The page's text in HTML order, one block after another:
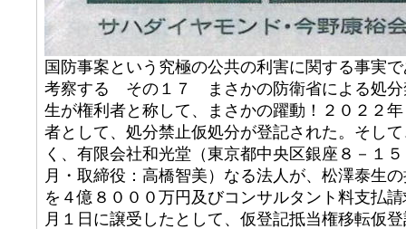
国防事案という究極の公共の利害に関する事実
考察する その１７ まさかの防衛省による処分
生が権利者と称して、まさかの躍動！２０２２
者として、処分禁止仮処分が登記された。そし
く、有限会社和光堂（東京都中央区銀座８－１
月・取締役：高橋智美）なる法人が、松澤泰生
を４億８０００万円及びコンサルタント料支払
月１日に譲受したとして、仮登記抵当権移転仮